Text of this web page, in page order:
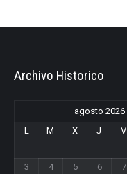
Archivo Historico
agosto 2026
L
M X J V
3
4 5 6 7